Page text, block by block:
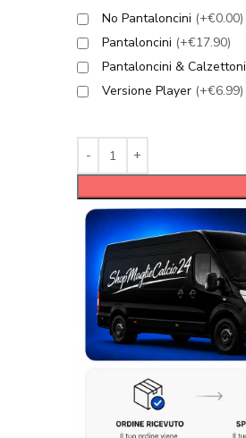
No Pantaloncini (+€0.00)
Pantaloncini (+€17.90)
Pantaloncini & Calzettoni
Versione Player (+€6.99)